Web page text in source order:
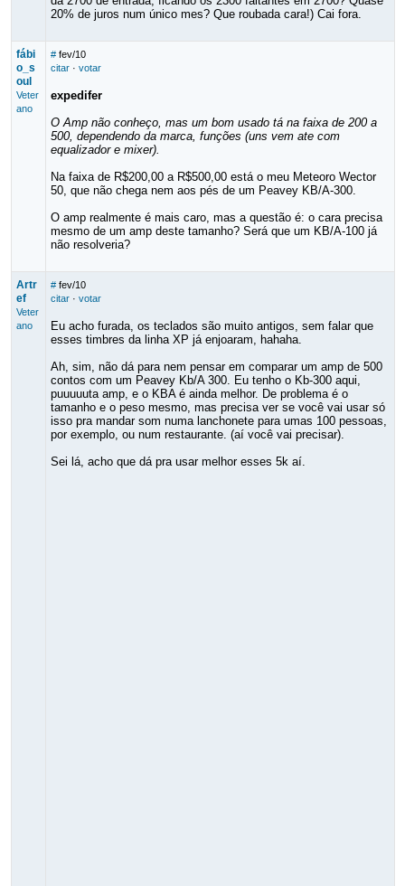
20% de juros num único mes? Que roubada cara!) Cai fora.
fábi
o_s
oul
Veter
ano
# fev/10
citar· votar
expedifer
O Amp não conheço, mas um bom usado tá na faixa de 200 a
500, dependendo da marca, funções (uns vem ate com
equalizador e mixer).
Na faixa de R$200,00 a R$500,00 está o meu Meteoro Wector
50, que não chega nem aos pés de um Peavey KB/A-300.
O amp realmente é mais caro, mas a questão é: o cara precisa
mesmo de um amp deste tamanho? Será que um KB/A-100 já
não resolveria?
Artr
ef
Veter
ano
# fev/10
citar· votar
Eu acho furada, os teclados são muito antigos, sem falar que
esses timbres da linha XP já enjoaram, hahaha.
Ah, sim, não dá para nem pensar em comparar um amp de 500
contos com um Peavey Kb/A 300. Eu tenho o Kb-300 aqui,
puuuuuta amp, e o KBA é ainda melhor. De problema é o
tamanho e o peso mesmo, mas precisa ver se você vai usar só
isso pra mandar som numa lanchonete para umas 100 pessoas,
por exemplo, ou num restaurante. (aí você vai precisar).
Sei lá, acho que dá pra usar melhor esses 5k aí.